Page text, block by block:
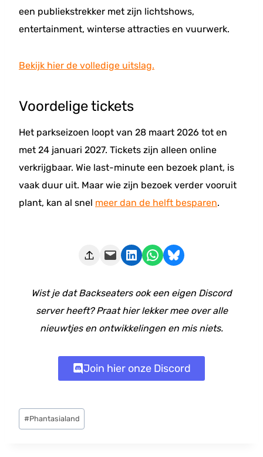
een publiekstrekker met zijn lichtshows,
entertainment, winterse attracties en vuurwerk.
Bekijk hier de volledige uitslag.
Voordelige tickets
Het parkseizoen loopt van 28 maart 2026 tot en
met 24 januari 2027. Tickets zijn alleen online
verkrijgbaar. Wie last-minute een bezoek plant, is
vaak duur uit. Maar wie zijn bezoek verder vooruit
plant, kan al snel meer dan de helft besparen.
Deze pagina e-mailen Delen op LinkedIn Delen via WhatsApp Share on Bluesky
Wist je dat Backseaters ook een eigen Discord
server heeft? Praat hier lekker mee over alle
nieuwtjes en ontwikkelingen en mis niets.
Join hier onze Discord
Bericht
tags:
#Phantasialand